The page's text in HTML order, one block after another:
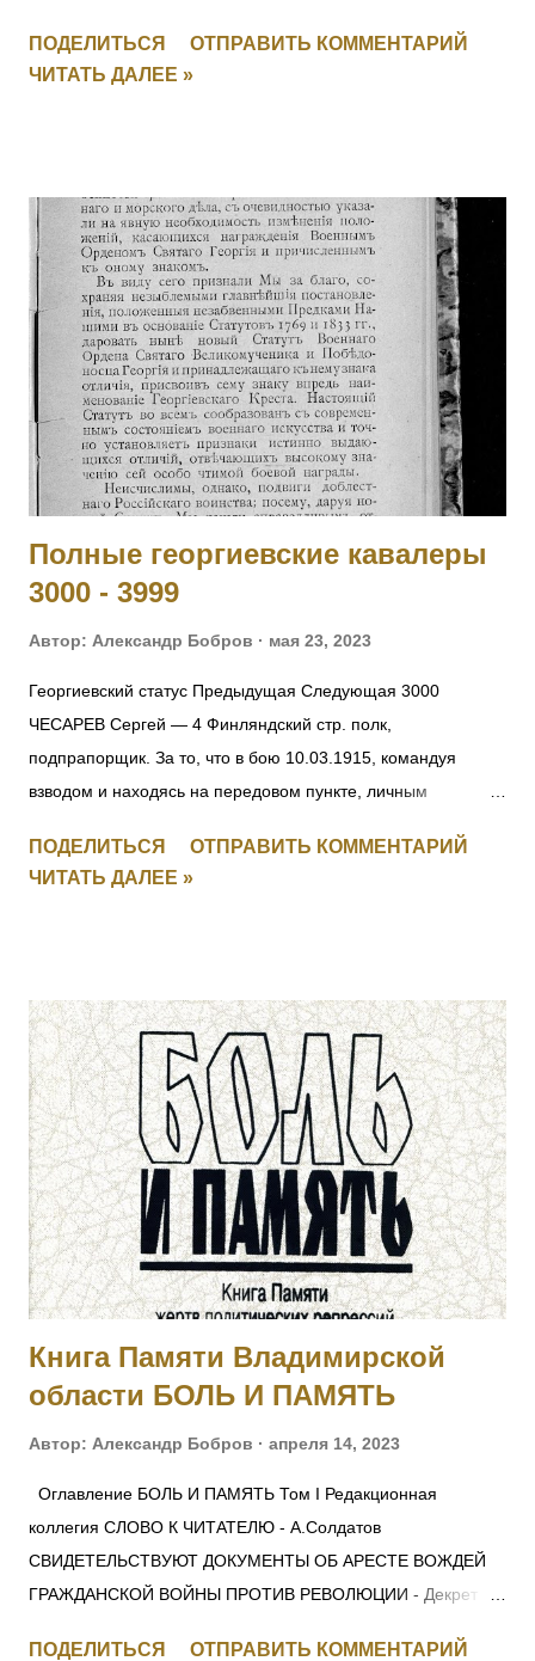
27.09.1915. 5005 ПОЛОМАРЧУК Николай — 126 пех.
Рыльский полк, 5 рота, фельдфебель. За отличие в бою
11 рота, ст. унтер-офицер. За отличие в бою 27.09.1915.
5008 КЛОПЧУК Василий — 126 пех. Рыльский полк, 16 рота,
мл. унтер-офицер. За отличие в бою 27.09.1915. 5009
МОНЧАРУК Сильвестр — 126 пех. Рыльский полк,
пулеметная команда, ст. унтер-офицер. За отличие в бою
27.09.1915. 5010 ОБЕДЗИНСКИЙ Игнатий — 126 пех.
Рыльский полк, пулеметная команда, ст. унтер-офицер. За
отличие в бою 27.09.1915. 5011 - 5012 Фамилия не
установлена. 5013 БАММАТОВ Бийглыч — 2 Дагестанский
ПОДЕЛИТЬСЯ
ОТПРАВИТЬ КОММЕНТАРИЙ
ЧИТАТЬ ДАЛЕЕ »
Полные георгиевские кавалеры
3000 - 3999
Автор: Александр Бобров мая 23, 2023
Георгиевский статус Предыдущая Следующая 3000
ЧЕСАРЕВ Сергей — 4 Финляндский стр. полк,
подпрапорщик. За то, что в бою 10.03.1915, командуя
взводом и находясь на передовом пункте, личным
отбил противника и удержал за собой позицию. [II-8059, III-
52383, IV-53035] 3001 СМИРНОВ Федул — 4 Финляндский
подчиненных и увлек их за собой в атаку, заняв
укрепленные окопы противника. [II-8075, III-52277, IV-93711]
3002 КАТКОВ Моисей — 4 Финляндский стр. полк,
подпрапорщик. За то, что в бою 6.02.1915, за убылью
ротного командира, принял командование ротой, и своей
распорядительностью удержал порядок и отбил атаку
противника, с большим для него уроном. Произведен в
прапорщики за боевые отличия приказом
Главнокомандующего армиями Юго-Западного фронта No
ПОДЕЛИТЬСЯ
ОТПРАВИТЬ КОММЕНТАРИЙ
ЧИТАТЬ ДАЛЕЕ »
Книга Памяти Владимирской
области БОЛЬ И ПАМЯТЬ
Автор: Александр Бобров апреля 14, 2023
Оглавление БОЛЬ И ПАМЯТЬ Том I Редакционная
коллегия СЛОВО К ЧИТАТЕЛЮ - А.Солдатов
СВИДЕТЕЛЬСТВУЮТ ДОКУМЕНТЫ ОБ АРЕСТЕ ВОЖДЕЙ
ГРАЖДАНСКОЙ ВОЙНЫ ПРОТИВ РЕВОЛЮЦИИ - Декрет
ПОДЕЛИТЬСЯ ОТПРАВИТЬ КОММЕНТАРИЙ